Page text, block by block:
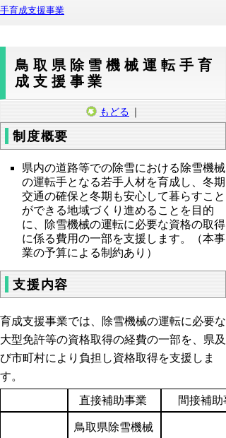
手育成支援事業
鳥取県除雪機械運転手育
成支援事業
もどる ｜
制度概要
県内の道路等での除雪における除雪機械
の運転手となる若手人材を育成し、冬期
交通の確保と冬期も安心して暮らすこと
ができる地域づくり進めることを目的
に、除雪機械の運転に必要な資格の取得
に係る費用の一部を支援します。（本事
業の予算による制約あり）
支援内容
育成支援事業では、除雪機械の運転に必要な
大型免許等の資格取得の経費の一部を、県及
び市町村により負担し資格取得を支援しま
す。
直接補助事業
間接補助
鳥取県除雪機械